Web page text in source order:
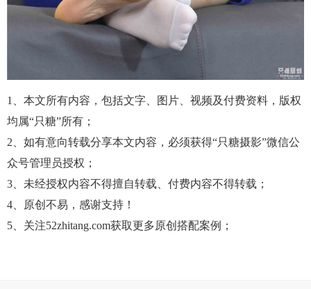
1、本文所有内容，包括文字、图片、视频及付费资料，版权
均属“只糖”所有；
2、如有意向转载分享本文内容，必须获得“只糖摄影”微信公
众号管理员授权；
3、未经授权内容不得擅自转载、付费内容不得转载；
4、原创不易，感谢支持！
5、关注52zhitang.com获取更多原创搭配案例；